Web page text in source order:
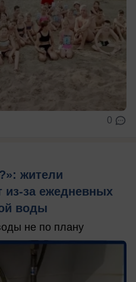
0
жители
из‑за ежедневных
воды
не по плану